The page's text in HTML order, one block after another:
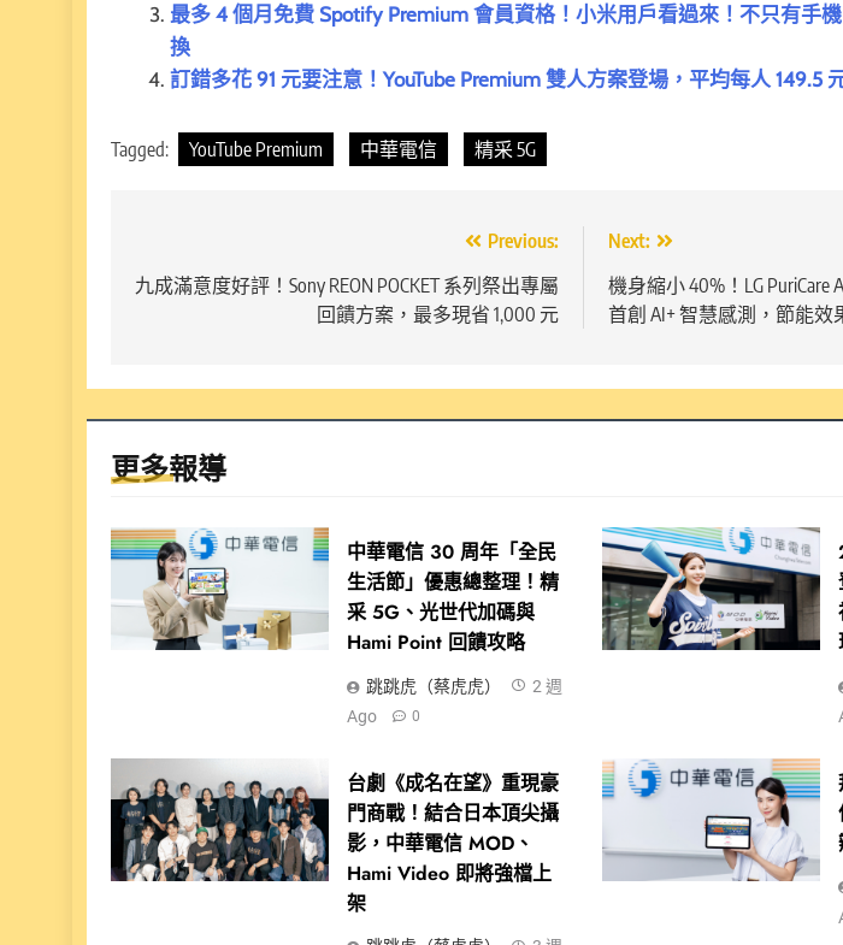
最多 4 個月免費 Spotify Premium 會員資格！小米用戶看過來！不只有手
換
訂錯多花 91 元要注意！YouTube Premium 雙人方案登場，平均每人 149.5
Tagged: YouTube Premium 中華電信 精采 5G
章
Previous:
九成滿意度好評！Sony REON POCKET 系列祭出專屬
回饋方案，最多現省 1,000 元
Next:
機身縮小 40%！LG PuriCare
首創 AI+ 智慧感測，節能效
更多報導
中華電信 30 周年「全民
生活節」優惠總整理！精
采 5G、光世代加碼與
Hami Point 回饋攻略
跳跳虎（蔡虎虎）
2 週
Ago
0
台劇《成名在望》重現豪
門商戰！結合日本頂尖攝
影，中華電信 MOD、
Hami Video 即將強檔上
架